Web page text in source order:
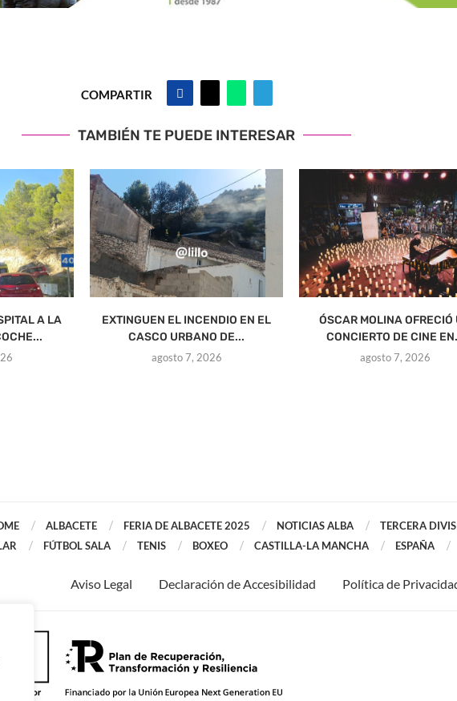
COMPARTIR
TAMBIÉN TE PUEDE INTERESAR
A LA
EXTINGUEN EL INCENDIO EN EL
CASCO URBANO DE...
agosto 7, 2026
ÓSCAR MOLINA OFRECIÓ
CONCIERTO DE CINE
agosto 7, 2026
ALBACETE FERIA DE ALBACETE 2025 NOTICIAS ALBA TERCERA
FÚTBOL SALA TENIS BOXEO CASTILLA-LA MANCHA ESPAÑA
Aviso Legal Declaración de Accesibilidad Política de